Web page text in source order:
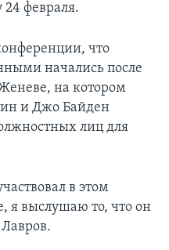
24 февраля.
что
начались после
на котором
и Джо Байден
лиц для
в этом
я выслушаю то, что он